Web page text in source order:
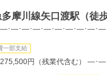
摩川線矢口渡駅（徒歩
･―･―･―･―･―･―･―･―･―･―
一部支給
〜275,500円（残業代含む